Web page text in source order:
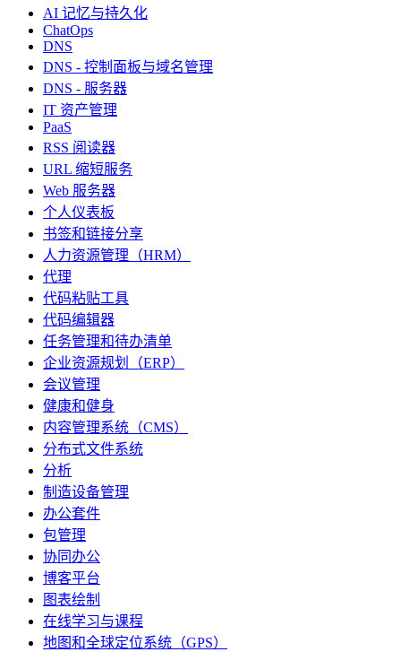
AI 记忆与持久化
ChatOps
DNS
DNS - 控制面板与域名管理
DNS - 服务器
IT 资产管理
PaaS
RSS 阅读器
URL 缩短服务
Web 服务器
个人仪表板
书签和链接分享
人力资源管理（HRM）
代理
代码粘贴工具
代码编辑器
任务管理和待办清单
企业资源规划（ERP）
会议管理
健康和健身
内容管理系统（CMS）
分布式文件系统
分析
制造设备管理
办公套件
包管理
协同办公
博客平台
图表绘制
在线学习与课程
地图和全球定位系统（GPS）